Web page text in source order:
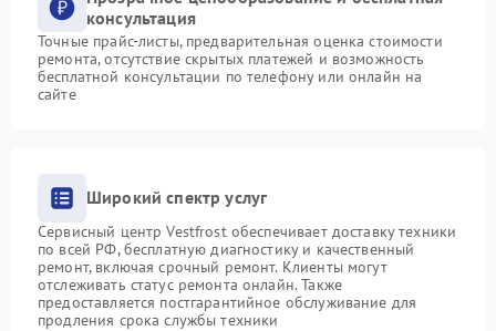
консультация
Точные прайс-листы, предварительная оценка стоимости
ремонта, отсутствие скрытых платежей и возможность
бесплатной консультации по телефону или онлайн на
сайте
Широкий спектр услуг
Сервисный центр Vestfrost обеспечивает доставку техники
по всей РФ, бесплатную диагностику и качественный
ремонт, включая срочный ремонт. Клиенты могут
отслеживать статус ремонта онлайн. Также
предоставляется постгарантийное обслуживание для
продления срока службы техники